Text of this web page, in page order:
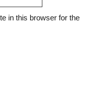
in this browser for the